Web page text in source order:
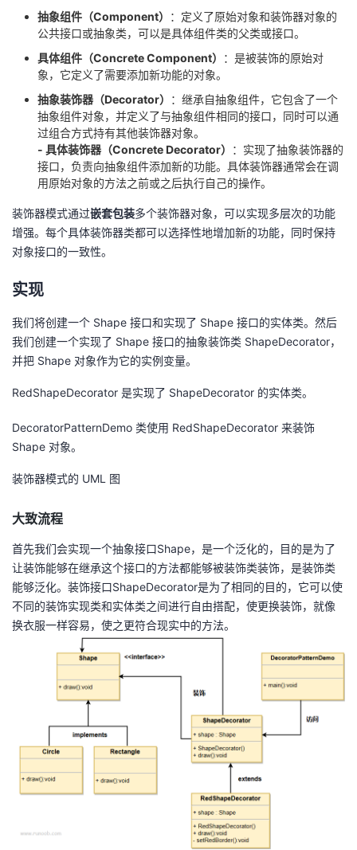
的
课
程
我
的
认
我
的
验
我
收
藏
技
术
支
的
云
声
议
抽象组件（Component）
：定义了原始对象和装饰器对象的
公共接口或抽象类，可以是具体组件类的父类或接口。
具体组件（Concrete Component）
：是被装饰的原始对
象，它定义了需要添加新功能的对象。
抽象装饰器（Decorator）
：继承自抽象组件，它包含了一个
抽象组件对象，并定义了与抽象组件相同的接口，同时可以通
过组合方式持有其他装饰器对象。
- 具体装饰器（Concrete Decorator）
：实现了抽象装饰器的
接口，负责向抽象组件添加新的功能。具体装饰器通常会在调
用原始对象的方法之前或之后执行自己的操作。
装饰器模式通过嵌套包装多个装饰器对象，可以实现多层次的功能
增强。每个具体装饰器类都可以选择性地增加新的功能，同时保持
对象接口的一致性。
实现
我们将创建一个 Shape 接口和实现了 Shape 接口的实体类。然后
我们创建一个实现了 Shape 接口的抽象装饰类 ShapeDecorator，
并把 Shape 对象作为它的实例变量。
RedShapeDecorator 是实现了 ShapeDecorator 的实体类。
DecoratorPatternDemo 类使用 RedShapeDecorator 来装饰
Shape 对象。
装饰器模式的 UML 图
大致流程
首先我们会实现一个抽象接口Shape，是一个泛化的，目的是为了
让装饰能够在继承这个接口的方法都能够被装饰类装饰，是装饰类
能够泛化。装饰接口ShapeDecorator是为了相同的目的，它可以使
不同的装饰实现类和实体类之间进行自由搭配，使更换装饰，就像
换衣服一样容易，使之更符合现实中的方法。